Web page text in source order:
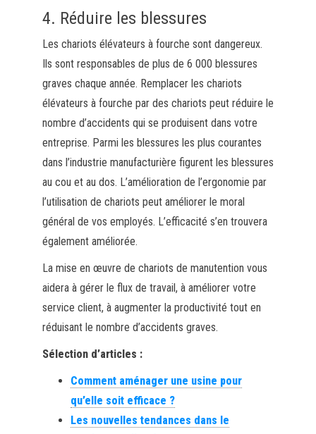
4. Réduire les blessures
Les chariots élévateurs à fourche sont dangereux.
Ils sont responsables de plus de 6 000 blessures
graves chaque année. Remplacer les chariots
élévateurs à fourche par des chariots peut réduire le
nombre d’accidents qui se produisent dans votre
entreprise. Parmi les blessures les plus courantes
dans l’industrie manufacturière figurent les blessures
au cou et au dos. L’amélioration de l’ergonomie par
l’utilisation de chariots peut améliorer le moral
général de vos employés. L’efficacité s’en trouvera
également améliorée.
La mise en œuvre de chariots de manutention vous
aidera à gérer le flux de travail, à améliorer votre
service client, à augmenter la productivité tout en
réduisant le nombre d’accidents graves.
Sélection d’articles :
Comment aménager une usine pour
qu’elle soit efficace ?
Les nouvelles tendances dans le